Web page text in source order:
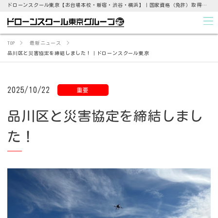
ドローンスクール東京【お台場本校・新宿・渋谷・横浜】｜国家資格（免許）取得支援から点検業務まで
TOP 最新ニュース
品川区と災害協定を締結しました！｜ドローンスクール東京
2025/10/22 重要
品川区と災害協定を締結しまし
た！